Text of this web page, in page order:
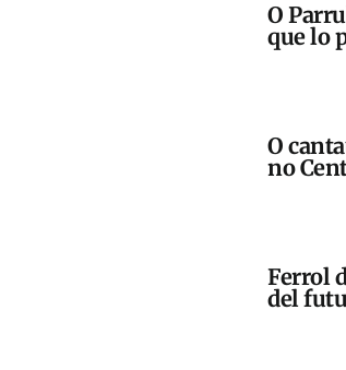
O
que lo
O
no
Ferrol
del